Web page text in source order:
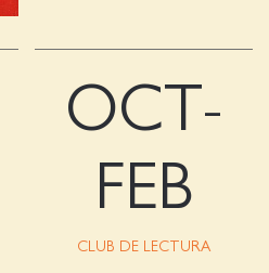
OCT-
FEB
CLUB DE LECTURA